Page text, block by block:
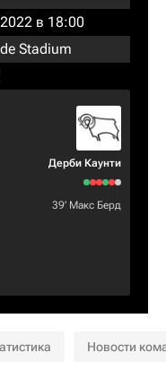
в 18:00
Stadium
Дерби Каунти
39‎’‎ Макс Берд
Новости